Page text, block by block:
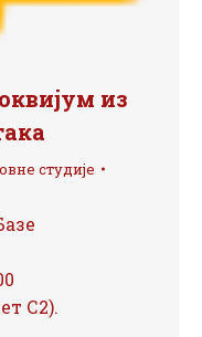
из
студије
С2).